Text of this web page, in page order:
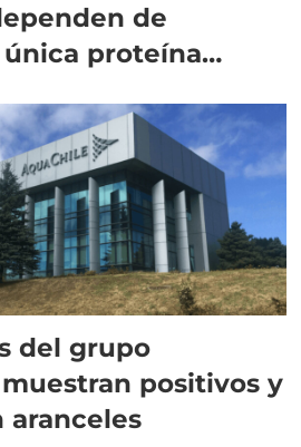
de
proteína
del grupo
positivos y
aranceles